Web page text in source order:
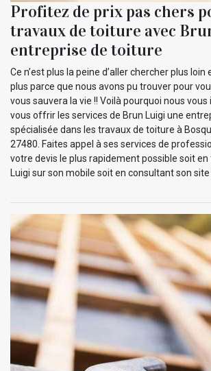
Profitez de prix pas chers
travaux de toiture avec
entreprise de toiture
Ce n’est plus la peine d’aller chercher plus
plus parce que nous avons pu trouver pour
vous sauvera la vie !! Voilà pourquoi nous
vous offrir les services de Brun Luigi une
spécialisée dans les travaux de toiture à
27480. Faites appel à ses services de
votre devis le plus rapidement possible soit
Luigi sur son mobile soit en consultant son